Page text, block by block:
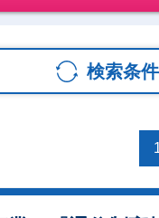
検索条